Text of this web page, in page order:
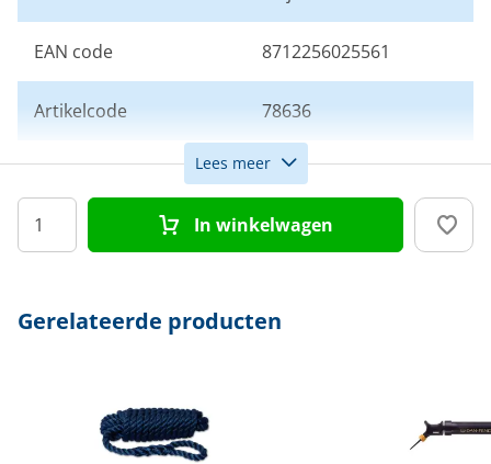
EAN code 8712256025561
Artikelcode 78636
Kleur Navy
Model Hoek fender
Lees meer
In winkelwagen
Gerelateerde producten